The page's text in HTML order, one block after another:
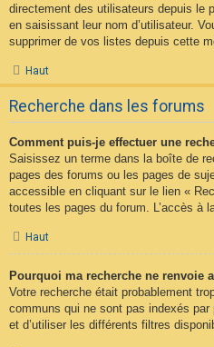
directement des utilisateurs depuis le
en saisissant leur nom d’utilisateur.
supprimer de vos listes depuis cette
Haut
Recherche dans les forums
Comment puis-je effectuer une
Saisissez un terme dans la boîte de
pages des forums ou les pages de
accessible en cliquant sur le lien «
toutes les pages du forum. L’accès à
Haut
Pourquoi ma recherche ne renvoie
Votre recherche était probablement
communs qui ne sont pas indexés
et d’utiliser les différents filtres